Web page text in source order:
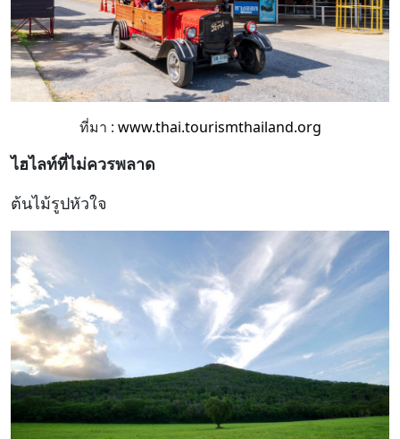
ที่มา : www.thai.tourismthailand.org
ไฮไลท์ที่ไม่ควรพลาด
ต้นไม้รูปหัวใจ